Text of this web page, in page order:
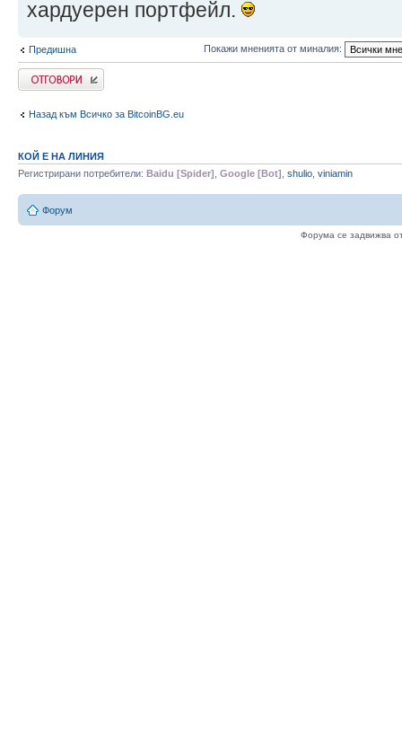
хардуерен портфейл.
Предишна Покажи мненията от миналия:
Write comments
Назад към Всичко за BitcoinBG.eu
КОЙ Е НА ЛИНИЯ
Регистрирани потребители: Baidu [Spider] Google [Bot] shulio viniamin
Форум
Форума се задвижва